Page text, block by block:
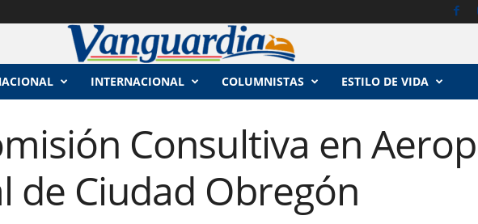
INTERNACIONAL COLUMNISTAS ESTILO DE VIDA
Consultiva en
de Ciudad Obregón